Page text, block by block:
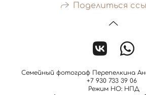
Поделиться
Семейный фотограф Перепелкина
+7 930 733 39 06
Режим НО: НПД